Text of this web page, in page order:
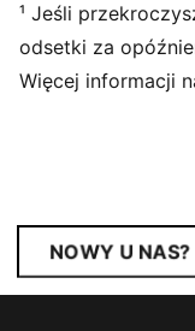
¹ Jeśli
odsetki za
Więcej informacji
NOWY U